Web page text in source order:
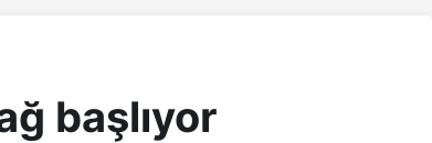
başlıyor